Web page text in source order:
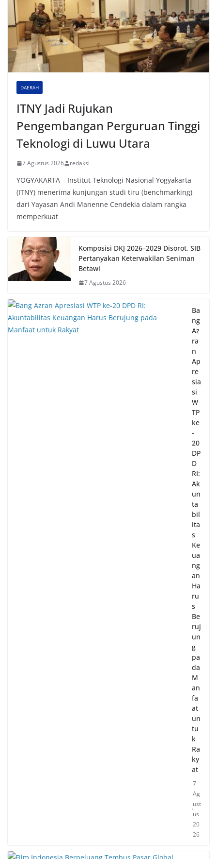
DAERAH
ITNY Jadi Rujukan
Pengembangan Perguruan Tinggi
Teknologi di Luwu Utara
7 Agustus 2026 redaksi
YOGYAKARTA – Institut Teknologi Nasional Yogyakarta
(ITNY) menerima kunjungan studi tiru (benchmarking)
dari Yayasan Andi Manenne Cendekia dalam rangka
memperkuat
Komposisi DKJ 2026–2029 Disorot, SIB
Pertanyakan Keterwakilan Seniman
Betawi
7 Agustus 2026
Ba
ng
Az
ra
n
Ap
re
sia
si
W
TP
ke
-
20
DP
D
RI:
Ak
un
ta
bil
ita
s
Ke
ua
ng
an
Ha
ru
s
Be
ruj
un
g
pa
da
M
an
fa
at
un
tu
k
Ra
ky
at
7
Ag
ust
us
20
26